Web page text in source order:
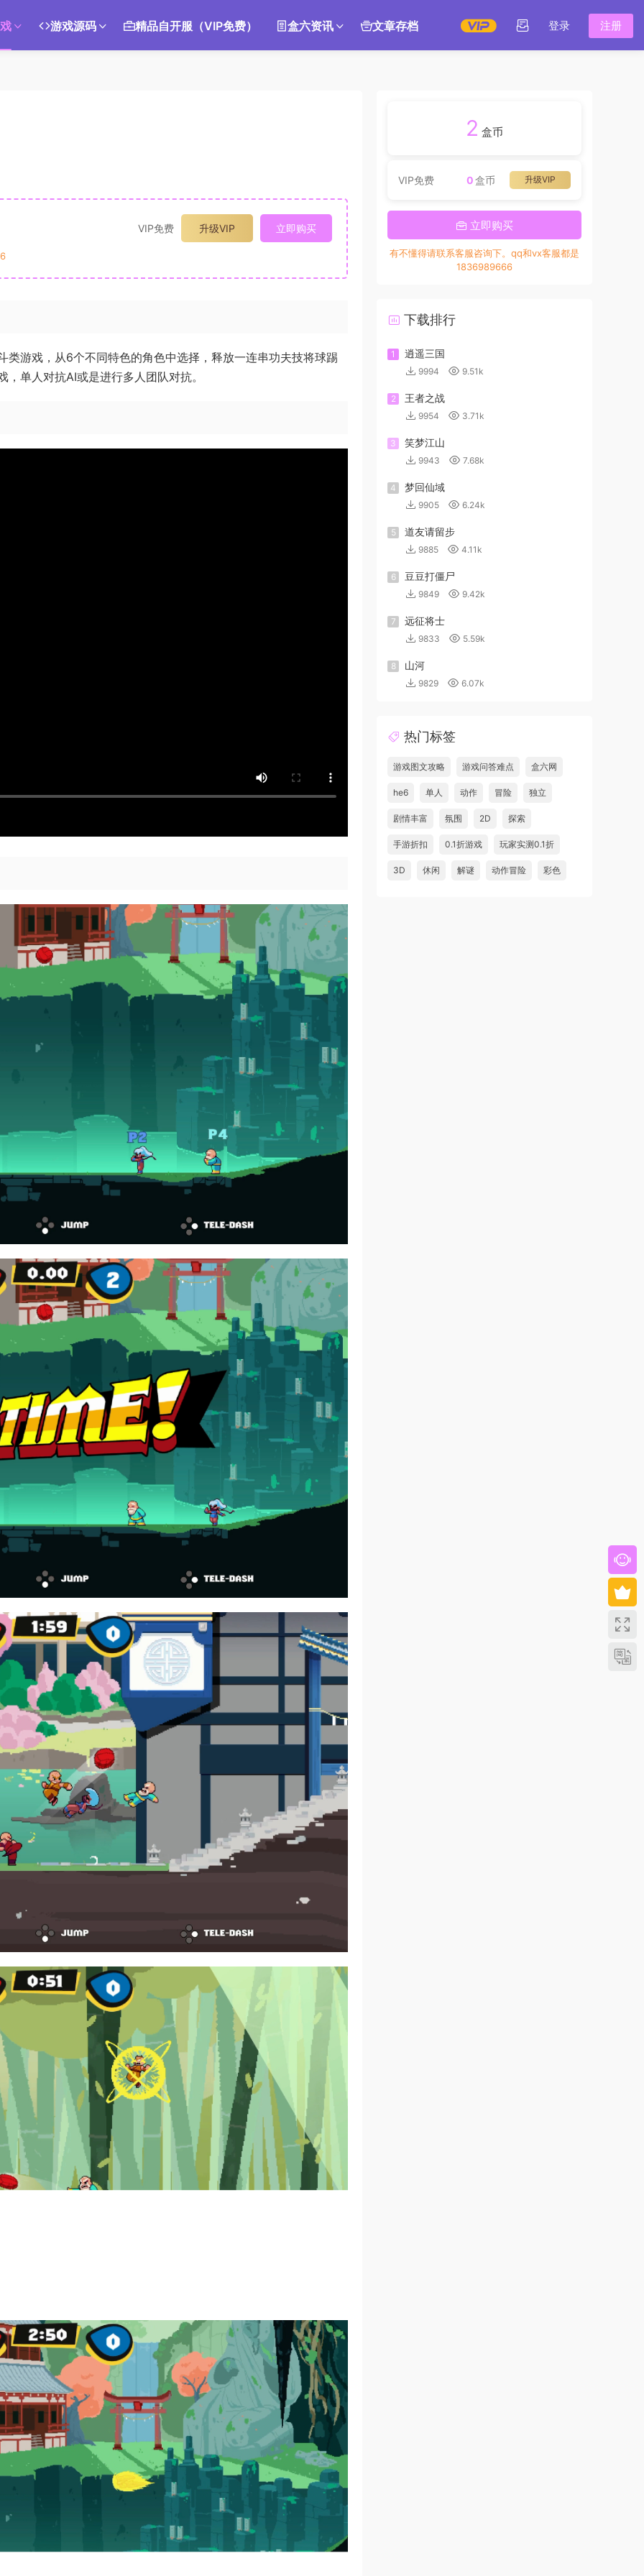
游戏源码 精品自开服（VIP免费） 盒六资讯 文章存档 登录 注册
VIP免费 升级VIP 立即购买
游戏，从6个不同特色的角色中选择，释放一连串功夫技将球踢
单人对抗AI或是进行多人团队对抗。
2 盒币
VIP免费 升级VIP
0盒币
立即购买
有不懂得请联系客服咨询下。qq和vx客服都是
1836989666
下载排行
1 逍遥三国
9994 9.51k
2 王者之战
9954 3.71k
3 笑梦江山
9943 7.68k
4 梦回仙域
9905 6.24k
5 道友请留步
9885 4.11k
6 豆豆打僵尸
9849 9.42k
7 远征将士
9833 5.59k
8 山河
9829 6.07k
热门标签
游戏图文攻略 游戏问答难点 盒六网
he6 单人 动作 冒险 独立
剧情丰富 氛围 2D 探索
手游折扣 0.1折游戏 玩家实测0.1折
3D 休闲 解谜 动作冒险 彩色